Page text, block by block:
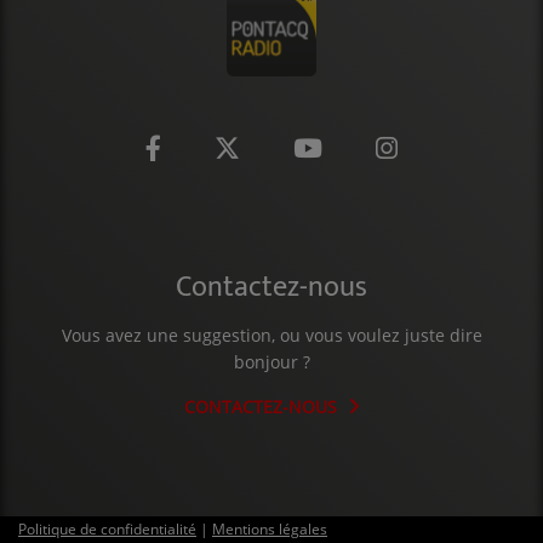
Contactez-nous
Vous avez une suggestion, ou vous voulez juste dire
bonjour ?
CONTACTEZ-NOUS
Politique de confidentialité | Mentions légales